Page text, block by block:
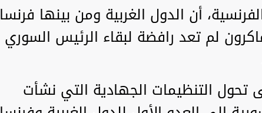
أن الدول الغربية ومن بينها فرنسا
لم تعد رافضة لبقاء الرئيس السوري
تحول التنظيمات الجهادية التي نشأت